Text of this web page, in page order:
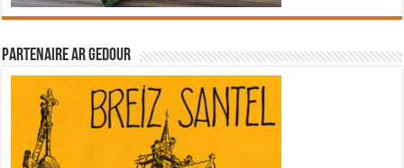
Partenaire Ar Gedour